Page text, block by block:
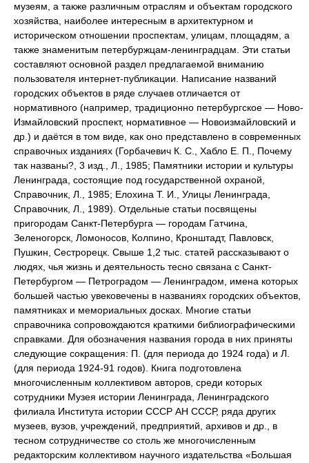
музеям, а также различным отраслям и объектам городского
хозяйства, наиболее интересным в архитектурном и
историческом отношении проспектам, улицам, площадям, а
также знаменитым петербуржцам-ленинградцам. Эти статьи
составляют основной раздел предлагаемой вниманию
пользователя интернет-публикации. Написание названий
городских объектов в ряде случаев отличается от
нормативного (например, традиционно петербургское — Ново-
Измайловский проспект, нормативное — Новоизмайловский и
др.) и даётся в том виде, как оно представлено в современных
справочных изданиях (Горбачевич К. С., Хабло Е. П., Почему
так названы?, 3 изд., Л., 1985; Памятники истории и культуры
Ленинграда, состоящие под государственной охраной,
Справочник, Л., 1985; Елохина Т. И., Улицы Ленинграда,
Справочник, Л., 1989). Отдельные статьи посвящены
пригородам Санкт-Петербурга — городам Гатчина,
Зеленогорск, Ломоносов, Колпино, Кронштадт, Павловск,
Пушкин, Сестрорецк. Свыше 1,2 тыс. статей рассказывают о
людях, чья жизнь и деятельность тесно связана с Санкт-
Петербургом — Петроградом — Ленинградом, имена которых
большей частью увековечены в названиях городских объектов,
памятниках и мемориальных досках. Многие статьи
справочника сопровождаются краткими библиографическими
справками. Для обозначения названия города в них приняты
следующие сокращения: П. (для периода до 1924 года) и Л.
(для периода 1924-91 годов). Книга подготовлена
многочисленным коллективом авторов, среди которых
сотрудники Музея истории Ленинграда, Ленинградского
филиала Института истории СССР АН СССР, ряда других
музеев, вузов, учреждений, предприятий, архивов и др., в
тесном сотрудничестве со столь же многочисленным
редакторским коллективом научного издательства «Большая